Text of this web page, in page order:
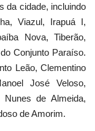
da cidade, incluindo
Viazul, Irapuá I,
Nova, Tiberão,
Conjunto Paraíso.
Leão, Clementino
José Veloso,
de Almeida,
de Amorim.